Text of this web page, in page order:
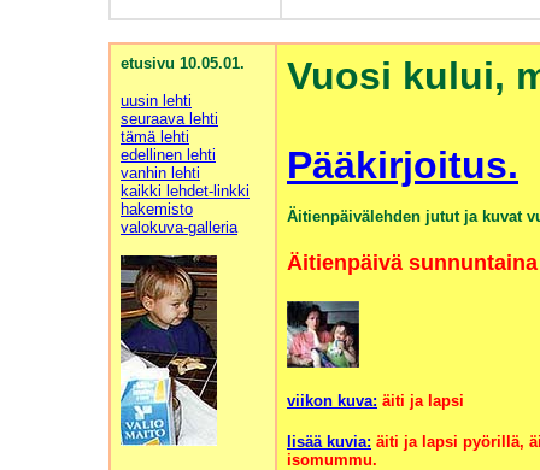
etusivu 10.05.01.
uusin lehti
seuraava lehti
tämä lehti
edellinen lehti
vanhin lehti
kaikki lehdet-linkki
hakemisto
valokuva-galleria
Vuosi kului,
Pääkirjoitus.
Äitienpäivälehden jutut ja kuvat
Äitienpäivä
viikon kuva: äiti ja lapsi
lisää kuvia: äiti ja lapsi pyörillä,
isomummu.